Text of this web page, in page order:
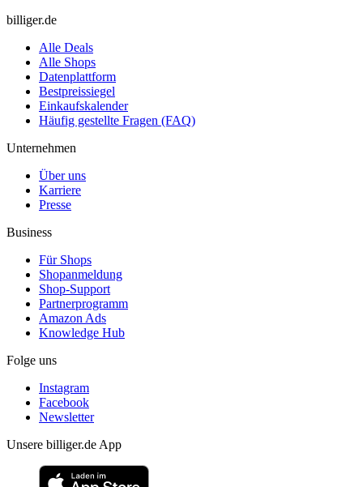
billiger.de
Alle Deals
Alle Shops
Datenplattform
Bestpreissiegel
Einkaufskalender
Häufig gestellte Fragen (FAQ)
Unternehmen
Über uns
Karriere
Presse
Business
Für Shops
Shopanmeldung
Shop-Support
Partnerprogramm
Amazon Ads
Knowledge Hub
Folge uns
Instagram
Facebook
Newsletter
Unsere billiger.de App